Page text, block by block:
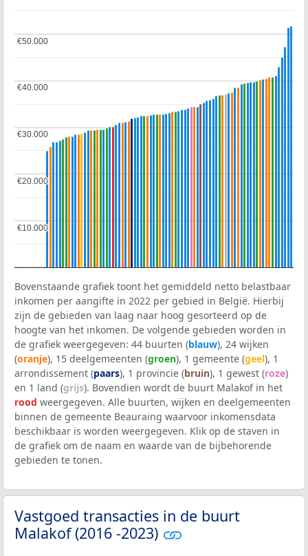
€10.000
€10.000
€20.000
€20.000
€30.000
€30.000
€40.000
€40.000
€50.000
€50.000
Bovenstaande grafiek toont het gemiddeld netto belastbaar
inkomen per aangifte in 2022 per gebied in België. Hierbij
zijn de gebieden van laag naar hoog gesorteerd op de
hoogte van het inkomen. De volgende gebieden worden in
de grafiek weergegeven: 44 buurten (blauw), 24 wijken
(oranje), 15 deelgemeenten (groen), 1 gemeente (geel), 1
arrondissement (paars), 1 provincie (bruin), 1 gewest (roze)
en 1 land (grijs). Bovendien wordt de buurt Malakof in het
rood weergegeven. Alle buurten, wijken en deelgemeenten
binnen de gemeente Beauraing waarvoor inkomensdata
beschikbaar is worden weergegeven. Klik op de staven in
de grafiek om de naam en waarde van de bijbehorende
gebieden te tonen.
Vastgoed transacties in de buurt
Malakof (2016 -2023)